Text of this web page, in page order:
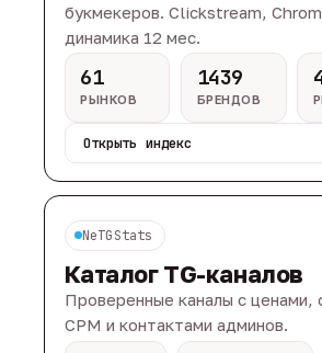
букмекеров. Clickstream,
динамика 12 мес.
61
РЫНКОВ
1439
БРЕНДОВ
Открыть индекс
NeTGStats
Каталог TG-каналов
Проверенные каналы с ценами,
CPM и контактами админов.